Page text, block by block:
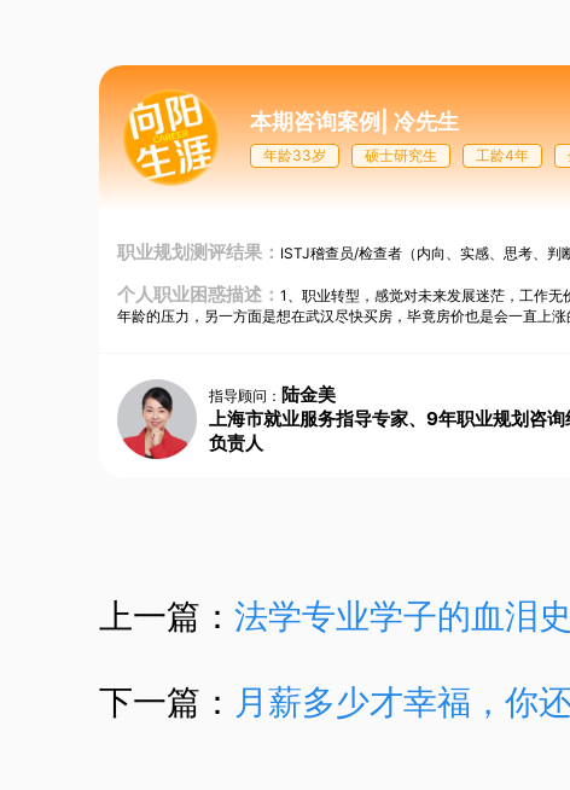
本期咨询案例 冷先生
年龄33岁 硕士研究生 工龄4年
职业规划测评结果： ISTJ稽查员/检查者（内向、实感、思考、判
个人职业困惑描述： 1、职业转型，感觉对未来发展迷茫，工作
年龄的压力，另一方面是想在武汉尽快买房，毕竟房价也是会一直上涨
指导顾问： 陆金美
上海市就业服务指导专家、9年职业规划咨
负责人
上一篇： 法学专业学子的血泪
下一篇： 月薪多少才幸福，你